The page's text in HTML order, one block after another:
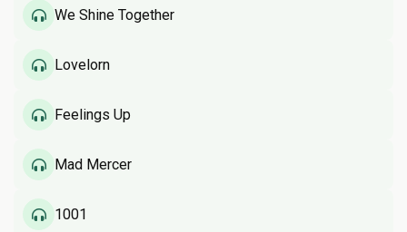
We Shine Together
Lovelorn
Feelings Up
Mad Mercer
1001